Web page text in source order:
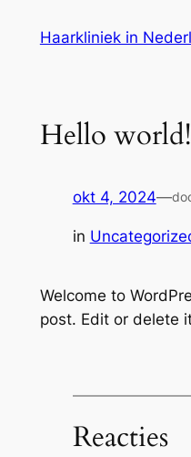
Haarkliniek in
Hello world!
okt 4, 2024—
in
Welcome to
post. Edit or delete
Reacties